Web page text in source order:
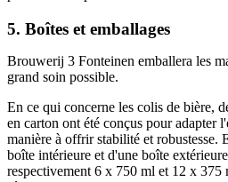
5. Boîtes et emballages
Brouwerij 3 Fonteinen emballera les
grand soin possible.
En ce qui concerne les colis de bière,
en carton ont été conçus pour adapter
manière à offrir stabilité et robustesse.
boîte intérieure et d'une boîte
respectivement 6 x 750 ml et 12 x 375